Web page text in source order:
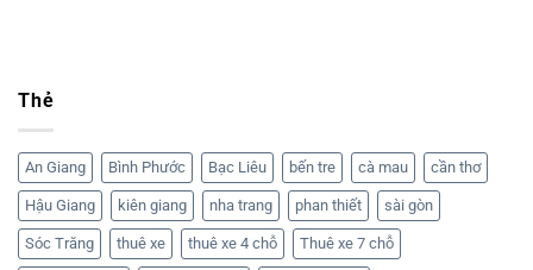
Thẻ
An Giang Bình Phước Bạc Liêu bến tre cà mau cần thơ
Hậu Giang kiên giang nha trang phan thiết sài gòn
Sóc Trăng thuê xe thuê xe 4 chỗ Thuê xe 7 chỗ